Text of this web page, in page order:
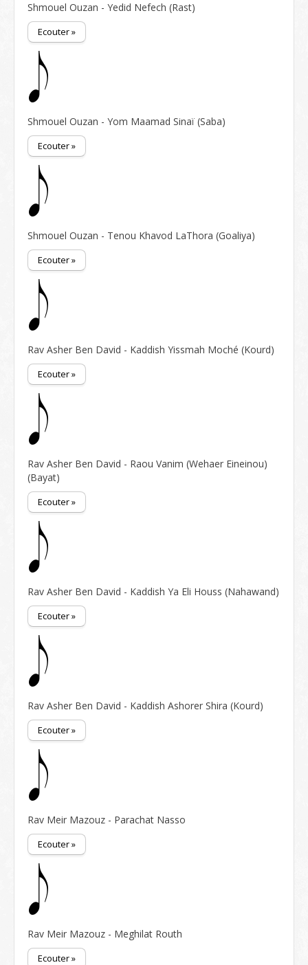
Shmouel Ouzan - Yedid Nefech (Rast)
Ecouter »
Shmouel Ouzan - Yom Maamad Sinaï (Saba)
Ecouter »
Shmouel Ouzan - Tenou Khavod LaThora (Goaliya)
Ecouter »
Rav Asher Ben David - Kaddish Yissmah Moché (Kourd)
Ecouter »
Rav Asher Ben David - Raou Vanim (Wehaer Eineinou)
(Bayat)
Ecouter »
Rav Asher Ben David - Kaddish Ya Eli Houss (Nahawand)
Ecouter »
Rav Asher Ben David - Kaddish Ashorer Shira (Kourd)
Ecouter »
Rav Meir Mazouz - Parachat Nasso
Ecouter »
Rav Meir Mazouz - Meghilat Routh
Ecouter »